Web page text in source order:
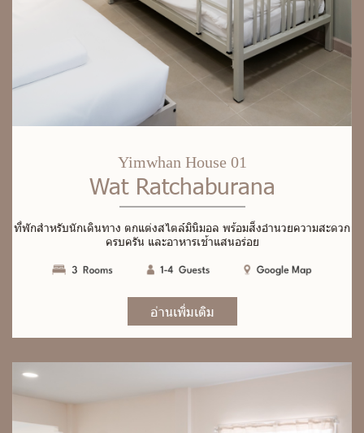
Yimwhan House 01
Wat Ratchaburana
ที่พักสำหรับนักเดินทาง ตกแต่งสไตล์มินิมอล พร้อมสิ่งอำนวยความสะดวก
ครบครัน และอาหารเช้าแสนอร่อย
อ่านเพิ่มเติม